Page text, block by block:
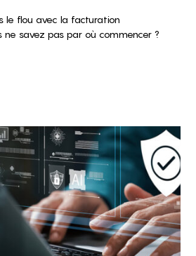
le flou avec la facturation
ne savez pas par où commencer ?